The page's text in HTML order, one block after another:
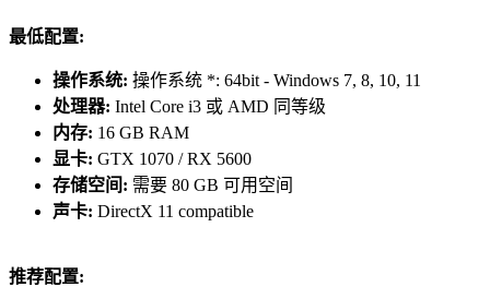
最低配置:
操作系统: 操作系统 *: 64bit - Windows 7, 8, 10, 11
处理器: Intel Core i3 或 AMD 同等级
内存: 16 GB RAM
显卡: GTX 1070 / RX 5600
存储空间: 需要 80 GB 可用空间
声卡: DirectX 11 compatible
推荐配置: